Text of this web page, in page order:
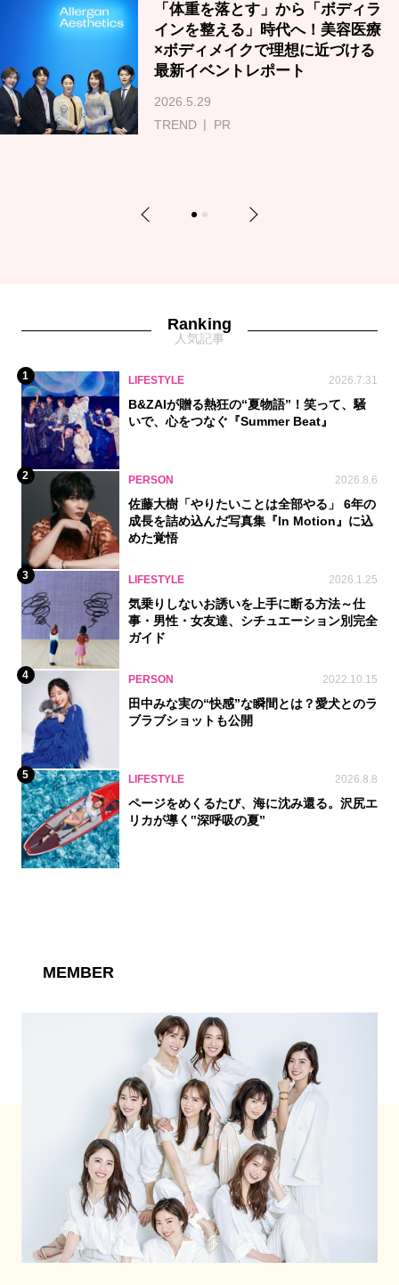
「体重を落とす」から「ボディラ
インを整える」時代へ！美容医療
×ボディメイクで理想に近づける
最新イベントレポート
2026.5.29
TREND
PR
Previous 1 2 Next
Ranking
人気記事
1 LIFESTYLE 2026.7.31
B&ZAIが贈る熱狂の“夏物語”！笑って、騒
いで、心をつなぐ『Summer Beat』
2 PERSON 2026.8.6
佐藤大樹「やりたいことは全部やる」 6年の
成長を詰め込んだ写真集『In Motion』に込
めた覚悟
3 LIFESTYLE 2026.1.25
気乗りしないお誘いを上手に断る方法～仕
事・男性・女友達、シチュエーション別完全
ガイド
4 PERSON 2022.10.15
田中みな実の“快感”な瞬間とは？愛犬とのラ
ブラブショットも公開
5 LIFESTYLE 2026.8.8
ページをめくるたび、海に沈み還る。沢尻エ
リカが導く‟深呼吸の夏”
MEMBER